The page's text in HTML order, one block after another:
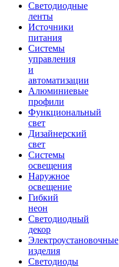
Светодиодные
ленты
Источники
питания
Системы
управления
и
автоматизации
Алюминиевые
профили
Функциональный
свет
Дизайнерский
свет
Системы
освещения
Наружное
освещение
Гибкий
неон
Светодиодный
декор
Электроустановочные
изделия
Светодиоды